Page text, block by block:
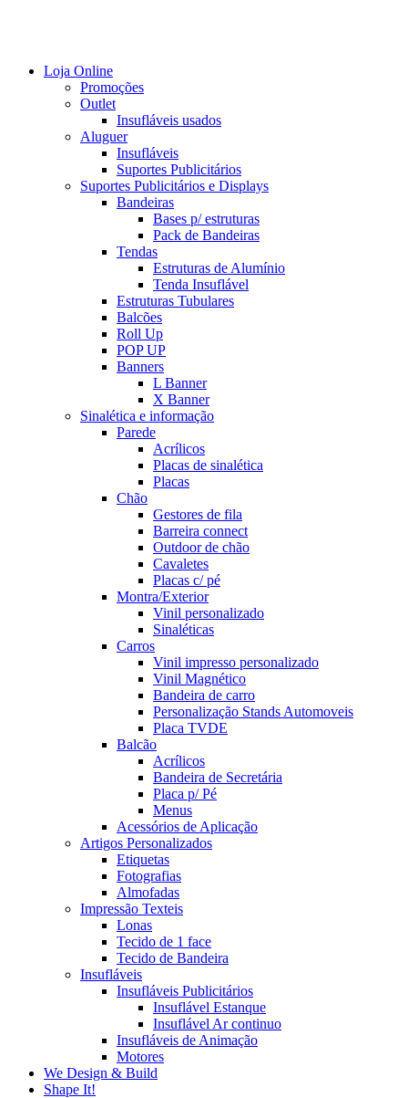
Loja Online
Promoções
Outlet
Insufláveis usados
Aluguer
Insufláveis
Suportes Publicitários
Suportes Publicitários e Displays
Bandeiras
Bases p/ estruturas
Pack de Bandeiras
Tendas
Estruturas de Alumínio
Tenda Insuflável
Estruturas Tubulares
Balcões
Roll Up
POP UP
Banners
L Banner
X Banner
Sinalética e informação
Parede
Acrílicos
Placas de sinalética
Placas
Chão
Gestores de fila
Barreira connect
Outdoor de chão
Cavaletes
Placas c/ pé
Montra/Exterior
Vinil personalizado
Sinaléticas
Carros
Vinil impresso personalizado
Vinil Magnético
Bandeira de carro
Personalização Stands Automoveis
Placa TVDE
Balcão
Acrílicos
Bandeira de Secretária
Placa p/ Pé
Menus
Acessórios de Aplicação
Artigos Personalizados
Etiquetas
Fotografias
Almofadas
Impressão Texteis
Lonas
Tecido de 1 face
Tecido de Bandeira
Insufláveis
Insufláveis Publicitários
Insuflável Estanque
Insuflável Ar continuo
Insufláveis de Animação
Motores
We Design & Build
Shape It!